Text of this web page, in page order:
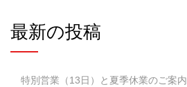
最新の投稿
特別営業（13日）と夏季休業のご案内